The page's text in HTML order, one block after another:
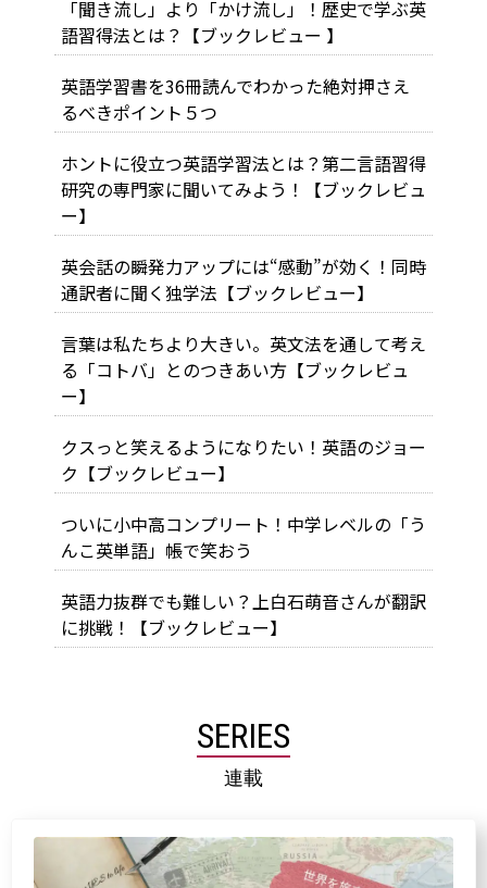
「聞き流し」より「かけ流し」！歴史で学ぶ英
語習得法とは？【ブックレビュー 】
英語学習書を36冊読んでわかった絶対押さえ
るべきポイント５つ
ホントに役立つ英語学習法とは？第二言語習得
研究の専門家に聞いてみよう！【ブックレビュ
ー】
英会話の瞬発力アップには“感動”が効く！同時
通訳者に聞く独学法【ブックレビュー】
言葉は私たちより大きい。英文法を通して考え
る「コトバ」とのつきあい方【ブックレビュ
ー】
クスっと笑えるようになりたい！英語のジョー
ク【ブックレビュー】
ついに小中高コンプリート！中学レベルの「う
んこ英単語」帳で笑おう
英語力抜群でも難しい？上白石萌音さんが翻訳
に挑戦！【ブックレビュー】
SERIES
連載